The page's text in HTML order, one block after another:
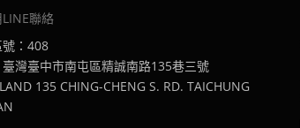
聯絡
：408
灣臺中市南屯區精誠南路135巷三號
135 CHING-CHENG S. RD. TAICHUNG